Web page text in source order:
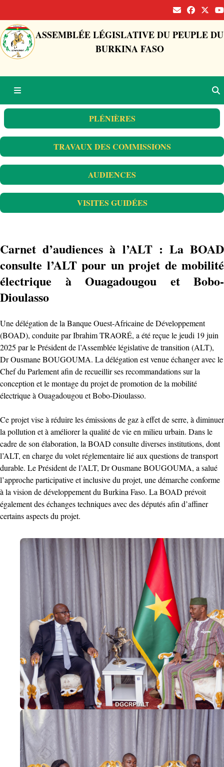
ASSEMBLÉE LÉGISLATIVE DU PEUPLE DU
BURKINA FASO
PLÉNIÈRES
TRAVAUX DES COMMISSIONS
AUDIENCES
VISITES GUIDÉES
Carnet d’audiences à l’ALT : La BOAD
consulte l’ALT pour un projet de mobilité
électrique à Ouagadougou et Bobo-
Dioulasso
Une délégation de la Banque Ouest-Africaine de Développement
(BOAD), conduite par Ibrahim TRAORÉ, a été reçue le jeudi 19 juin
2025 par le Président de l’Assemblée législative de transition (ALT),
Dr Ousmane BOUGOUMA. La délégation est venue échanger avec le
Chef du Parlement afin de recueillir ses recommandations sur la
conception et le montage du projet de promotion de la mobilité
électrique à Ouagadougou et Bobo-Dioulasso.
Ce projet vise à réduire les émissions de gaz à effet de serre, à diminuer
la pollution et à améliorer la qualité de vie en milieu urbain. Dans le
cadre de son élaboration, la BOAD consulte diverses institutions, dont
l’ALT, en charge du volet réglementaire lié aux questions de transport
durable. Le Président de l’ALT, Dr Ousmane BOUGOUMA, a salué
l’approche participative et inclusive du projet, une démarche conforme
à la vision de développement du Burkina Faso. La BOAD prévoit
également des échanges techniques avec des députés afin d’affiner
certains aspects du projet.